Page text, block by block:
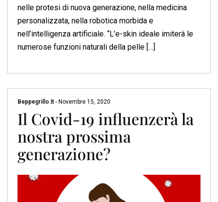
nelle protesi di nuova generazione, nella medicina
personalizzata, nella robotica morbida e
nell’intelligenza artificiale. “L’e-skin ideale imiterà le
numerose funzioni naturali della pelle […]
Beppegrillo.it - Novembre 15, 2020
Il Covid-19 influenzerà la
nostra prossima
generazione?